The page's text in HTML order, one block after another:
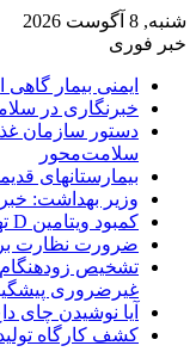
شنبه, 8 آگوست 2026
خبر فوری
ایمنی بیمار
خبرنگاری در
سلامت‌محور
بیمارستانهای
وزیر بهداشت:
کمبود ویتامین D تهدید خاموش در رشد کودکان
ضرورت نظارت بر
تشخیص
غیرضروری
آیا نوشیدن
کشف کارگاه